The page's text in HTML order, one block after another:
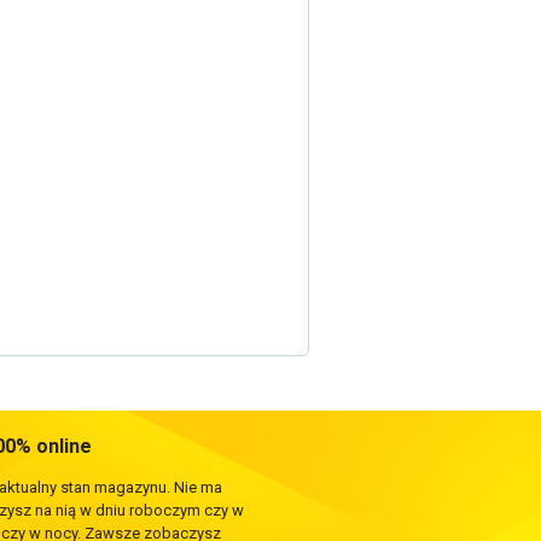
online
stan magazynu. Nie ma
na nią w dniu roboczym czy w
w nocy. Zawsze zobaczysz